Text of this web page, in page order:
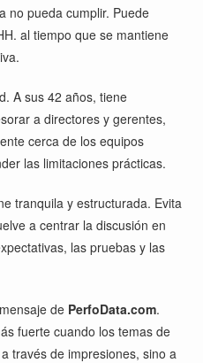
no pueda cumplir. Puede
al tiempo que se mantiene
A sus 42 años, tiene
a directores y gerentes,
cerca de los equipos
las limitaciones prácticas.
tranquila y estructurada. Evita
a centrar la discusión en
las pruebas y las
de PerfoData.com.
fuerte cuando los temas de
través de impresiones, sino a